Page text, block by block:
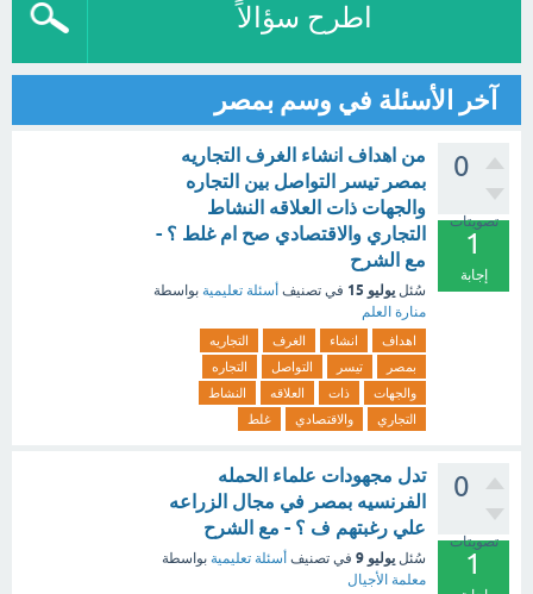
اطرح سؤالاً
آخر الأسئلة في وسم بمصر
0
تصويتات
1
إجابة
من اهداف انشاء الغرف التجاريه
بمصر تيسر التواصل بين التجاره
والجهات ذات العلاقه النشاط
التجاري والاقتصادي صح ام غلط ؟ -
مع الشرح
سُئل يوليو 15 في تصنيف أسئلة تعليمية بواسطة
منارة العلم
اهداف انشاء الغرف
التجاريه
بمصر
تيسر التواصل
التجاره
والجهات
ذات العلاقه
النشاط
التجاري
والاقتصادي غلط
0
تصويتات
1
تدل مجهودات علماء الحمله
الفرنسيه بمصر في مجال الزراعه
علي رغبتهم ف ؟ - مع الشرح
سُئل يوليو 9 في تصنيف أسئلة تعليمية بواسطة
معلمة الأجيال